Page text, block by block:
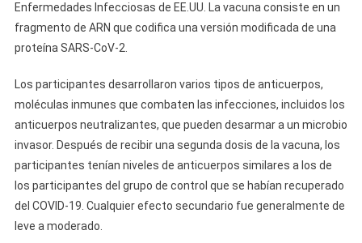
Enfermedades Infecciosas de EE.UU. La vacuna consiste en un
fragmento de ARN que codifica una versión modificada de una
proteína SARS-CoV-2.
Los participantes desarrollaron varios tipos de anticuerpos,
moléculas inmunes que combaten las infecciones, incluidos los
anticuerpos neutralizantes, que pueden desarmar a un microbio
invasor. Después de recibir una segunda dosis de la vacuna, los
participantes tenían niveles de anticuerpos similares a los de
los participantes del grupo de control que se habían recuperado
del COVID-19. Cualquier efecto secundario fue generalmente de
leve a moderado.